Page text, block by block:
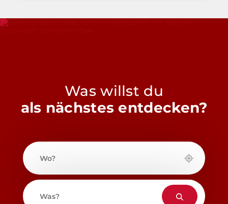
Was willst du
als nächstes entdecken?
Wo?
Was?